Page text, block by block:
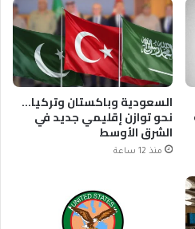
السعودية وباكستان وتركيا…
نحو توازن إقليمي جديد في
الشرق الأوسط
منذ 12 ساعة